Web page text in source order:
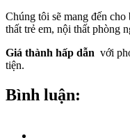
Chúng tôi sẽ mang đến cho
thất trẻ em, nội thất phòng
Giá thành hấp dẫn với
tiện.
Bình luận: